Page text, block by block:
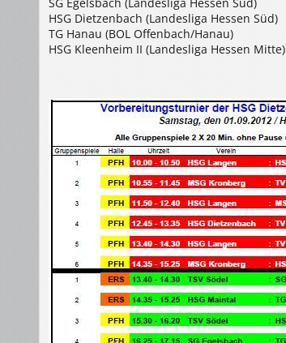
HSG Dietzenbach (Landesliga Hessen Süd)
TG Hanau (BOL Offenbach/Hanau)
HSG Kleenheim II (Landesliga Hessen Mitte)